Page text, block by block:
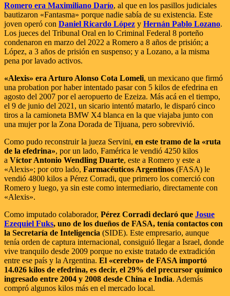
Romero era Maximiliano Darío, al que en los pasillos judiciales
bautizaron «Fantasma» porque nadie sabía de su existencia. Este
joven operó con Daniel Ricardo López y Hernán Pablo Lozano.
Los jueces del Tribunal Oral en lo Criminal Federal 8 porteño
condenaron en marzo del 2022 a Romero a 8 años de prisión; a
López, a 3 años de prisión en suspenso; y a Lozano, a la misma
pena por lavado activos.
«Alexis» era Arturo Alonso Cota Lomeli, un mexicano que firmó
una probation por haber intentado pasar con 5 kilos de efedrina en
agosto del 2007 por el aeropuerto de Ezeiza. Más acá en el tiempo,
el 9 de junio del 2021, un sicario intentó matarlo, le disparó cinco
tiros a la camioneta BMW X4 blanca en la que viajaba junto con
una mujer por la Zona Dorada de Tijuana, pero sobrevivió.
Como pudo reconstruir la jueza Servini, en este tramo de la «ruta
de la efedrina», por un lado, Famérica le vendió 4250 kilos
a Víctor Antonio Wendling Duarte, este a Romero y este a
«Alexis»; por otro lado, Farmacéuticos Argentinos (FASA) le
vendió 4800 kilos a Pérez Corradi, que primero los comerció con
Romero y luego, ya sin este como intermediario, directamente con
«Alexis».
Como imputado colaborador, Pérez Corradi declaró que Josue
Ezequiel Fuks, uno de los dueños de FASA, tenía contactos con
la Secretaría de Inteligencia (SIDE). Este empresario, aunque
tenía orden de captura internacional, consiguió llegar a Israel, donde
vive tranquilo desde 2009 porque no existe tratado de extradición
entre ese país y la Argentina. El «cerebro» de FASA importó
14.026 kilos de efedrina, es decir, el 29% del precursor químico
ingresado entre 2004 y 2008 desde China e India. Además
compró algunos kilos más en el mercado local.